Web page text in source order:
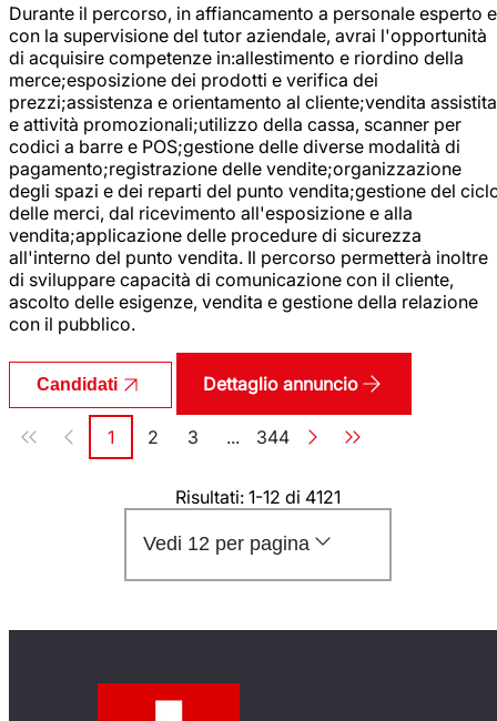
Durante il percorso, in affiancamento a personale esperto e
con la supervisione del tutor aziendale, avrai l'opportunità
di acquisire competenze in:allestimento e riordino della
merce;esposizione dei prodotti e verifica dei
prezzi;assistenza e orientamento al cliente;vendita assistita
e attività promozionali;utilizzo della cassa, scanner per
codici a barre e POS;gestione delle diverse modalità di
pagamento;registrazione delle vendite;organizzazione
degli spazi e dei reparti del punto vendita;gestione del
delle merci, dal ricevimento all'esposizione e alla
vendita;applicazione delle procedure di sicurezza
all'interno del punto vendita. Il percorso permetterà inoltre
di sviluppare capacità di comunicazione con il cliente,
ascolto delle esigenze, vendita e gestione della relazione
con il pubblico.
Candidati Dettaglio annuncio
Paginazione
Pagina
1 Pagina
2 Pagina
3 ... Pagina
344
Risultati: 1-12 di 4121
Vedi 12 per pagina